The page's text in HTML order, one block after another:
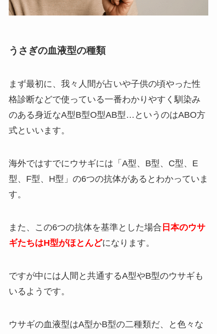
うさぎの血液型の種類
まず最初に、我々人間が占いや子供の頃やった性
格診断などで使っている一番わかりやすく馴染み
のある身近なA型B型O型AB型…というのはABO方
式といいます。
海外ではすでにウサギには「A型、B型、C型、E
型、F型、H型」の6つの抗体があるとわかっていま
す。
また、この6つの抗体を基準とした場合 日本のウサ
ギたちはH型がほとんどになります。
ですが中には人間と共通するA型やB型のウサギも
いるようです。
ウサギの血液型はA型かB型の二種類だ、と色々な